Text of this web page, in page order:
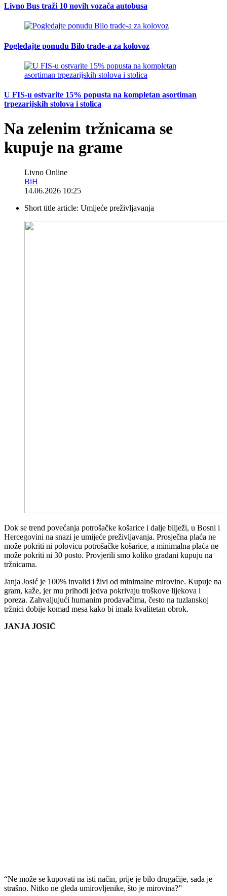
Livno Bus traži 10 novih vozača autobusa
Pogledajte ponudu Bilo trade-a za kolovoz
U FIS-u ostvarite 15% popusta na kompletan asortiman
trpezarijskih stolova i stolica
Na zelenim tržnicama se
kupuje na grame
Livno Online
BiH
14.06.2026 10:25
Short title article: Umijeće preživljavanja
Dok se trend povećanja potrošačke košarice i dalje bilježi, u Bosni i
Hercegovini na snazi ​​je umijeće preživljavanja. Prosječna plaća ne
može pokriti ni polovicu potrošačke košarice, a minimalna plaća ne
može pokriti ni 30 posto. Provjerili smo koliko građani kupuju na
tržnicama.
Janja Josić je 100% invalid i živi od minimalne mirovine. Kupuje na
gram, kaže, jer mu prihodi jedva pokrivaju troškove lijekova i
poreza. Zahvaljujući humanim prodavačima, često na tuzlanskoj
tržnici dobije komad mesa kako bi imala kvalitetan obrok.
JANJA JOSIĆ
“Ne može se kupovati na isti način, prije je bilo drugačije, sada je
strašno. Nitko ne gleda umirovljenike, što je mirovina?”